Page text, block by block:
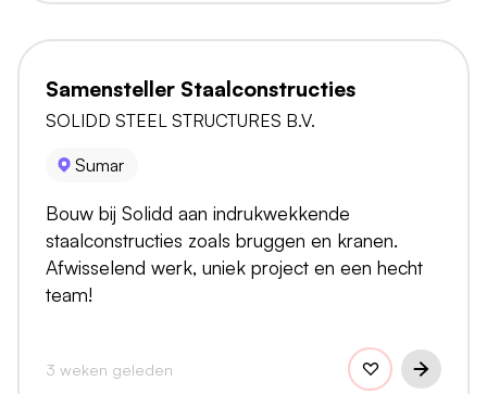
Samensteller Staalconstructies
SOLIDD STEEL STRUCTURES B.V.
Sumar
Bouw bij Solidd aan indrukwekkende
staalconstructies zoals bruggen en kranen.
Afwisselend werk, uniek project en een hecht
team!
3 weken geleden